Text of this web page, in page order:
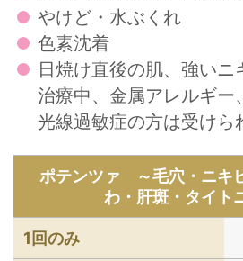
やけど・水ぶくれ
色素沈着
日焼け直後の肌、強いニ
治療中、金属アレルギー
光線過敏症の方は受けら
ポテンツァ ～毛穴・ニキ
わ・肝斑・タイト
1回のみ